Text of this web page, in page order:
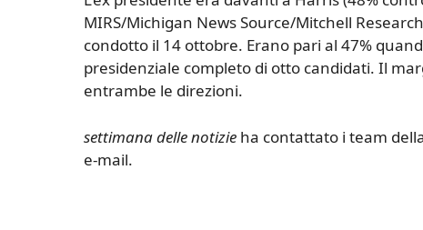
MIRS/Michigan News Source/Mitchell
condotto il 14 ottobre. Erano pari al 47%
presidenziale completo di otto candidati. Il
entrambe le direzioni.
settimana delle notizie ha contattato i team
e-mail.